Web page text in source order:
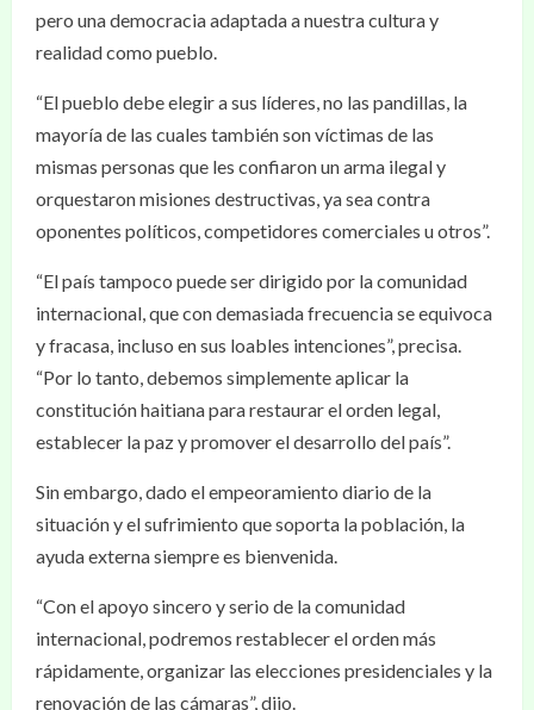
pero una democracia adaptada a nuestra cultura y
realidad como pueblo.
“El pueblo debe elegir a sus líderes, no las pandillas, la
mayoría de las cuales también son víctimas de las
mismas personas que les confiaron un arma ilegal y
orquestaron misiones destructivas, ya sea contra
oponentes políticos, competidores comerciales u otros”.
“El país tampoco puede ser dirigido por la comunidad
internacional, que con demasiada frecuencia se equivoca
y fracasa, incluso en sus loables intenciones”, precisa.
“Por lo tanto, debemos simplemente aplicar la
constitución haitiana para restaurar el orden legal,
establecer la paz y promover el desarrollo del país”.
Sin embargo, dado el empeoramiento diario de la
situación y el sufrimiento que soporta la población, la
ayuda externa siempre es bienvenida.
“Con el apoyo sincero y serio de la comunidad
internacional, podremos restablecer el orden más
rápidamente, organizar las elecciones presidenciales y la
renovación de las cámaras”, dijo.